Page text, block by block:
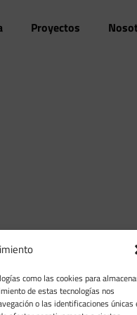
como las cookies para
de estas tecnologías nos
o las identificaciones únicas
Proyectos